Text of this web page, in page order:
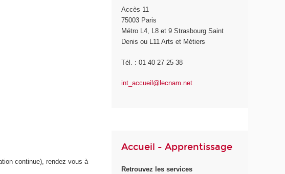
continue), rendez vous à
Accès 11
75003 Paris
Métro L4, L8 et 9 Strasbourg Saint
Denis ou L11 Arts et Métiers
Tél. : 01 40 27 25 38
int_accueil@lecnam.net
Accueil - Apprentissage
Retrouvez les services